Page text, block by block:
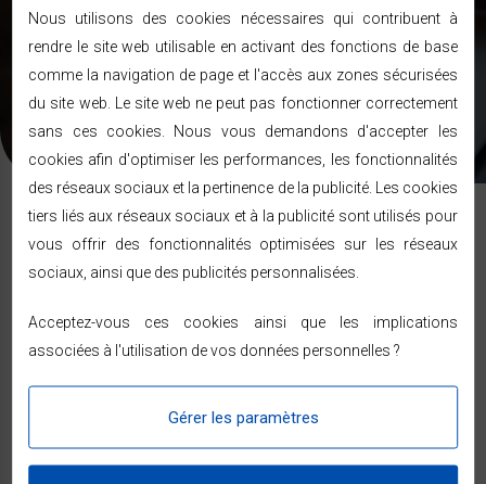
Les informations recueillies sur ce formulaire sont enregistrées
dans un fichier informatisé nécessaire pour la gestion de nos
clients et prospects. En soumettant ce formulaire, vous
acceptez que les informations saisies soient exploitées dans le
cadre de votre demande de contact et de la relation commerciale
qui pourrait en découler. Pour connaitre et exercer vos droits,
veuillez consulter notre politique de confidentialité
Nous utilisons des cookies nécessaires qui contribuent à
rendre le site web utilisable en activant des fonctions de base
comme la navigation de page et l'accès aux zones sécurisées
du site web. Le site web ne peut pas fonctionner correctement
sans ces cookies. Nous vous demandons d'accepter les
cookies afin d'optimiser les performances, les fonctionnalités
des réseaux sociaux et la pertinence de la publicité. Les cookies
tiers liés aux réseaux sociaux et à la publicité sont utilisés pour
vous offrir des fonctionnalités optimisées sur les réseaux
sociaux, ainsi que des publicités personnalisées.
Acceptez-vous ces cookies ainsi que les implications
associées à l'utilisation de vos données personnelles ?
Gérer les paramètres